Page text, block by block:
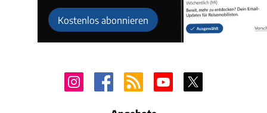
Kostenlos abonnieren